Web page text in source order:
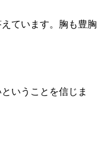
ています。胸も豊胸
いうことを信じま